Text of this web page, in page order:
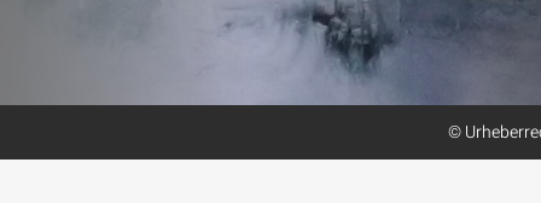
©